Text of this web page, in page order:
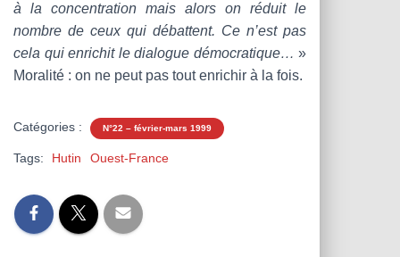
à la concentration mais alors on réduit le
nombre de ceux qui débattent. Ce n’est pas
cela qui enrichit le dialogue démocratique… »
Moralité : on ne peut pas tout enrichir à la fois.
Catégories : N°22 – février-mars 1999
Tags: Hutin Ouest-France